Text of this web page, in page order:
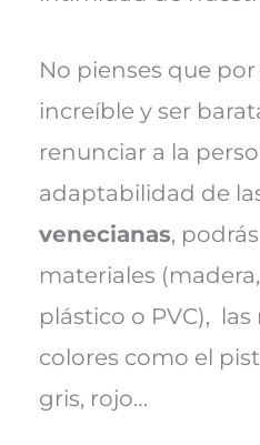
No pienses que
increíble y ser
renunciar a la
adaptabilidad de
venecianas,
materiales
plástico o PVC), las
colores como el
gris, rojo…